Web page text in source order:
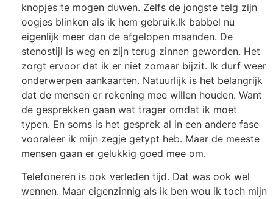
knopjes te mogen duwen. Zelfs de jongste telg zijn
oogjes blinken als ik hem gebruik.Ik babbel nu
eigenlijk meer dan de afgelopen maanden. De
stenostijl is weg en zijn terug zinnen geworden. Het
zorgt ervoor dat ik er niet zomaar bijzit. Ik durf weer
onderwerpen aankaarten. Natuurlijk is het belangrijk
dat de mensen er rekening mee willen houden. Want
de gesprekken gaan wat trager omdat ik moet
typen. En soms is het gesprek al in een andere fase
vooraleer ik mijn zegje getypt heb. Maar de meeste
mensen gaan er gelukkig goed mee om.
Telefoneren is ook verleden tijd. Dat was ook wel
wennen. Maar eigenzinnig als ik ben wou ik toch mijn